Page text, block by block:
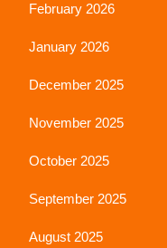
February 2026
January 2026
December 2025
November 2025
October 2025
September 2025
August 2025